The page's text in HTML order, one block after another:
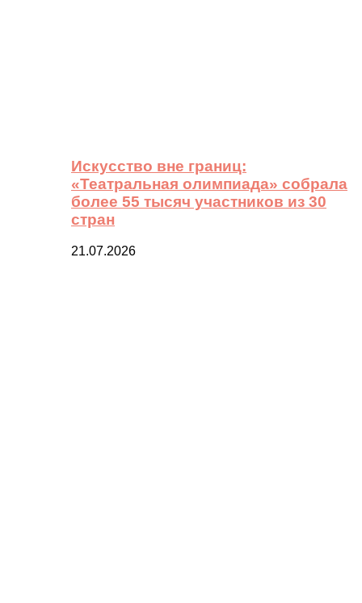
Искусство вне границ:
«Театральная олимпиада» собрала
более 55 тысяч участников из 30
стран
21.07.2026